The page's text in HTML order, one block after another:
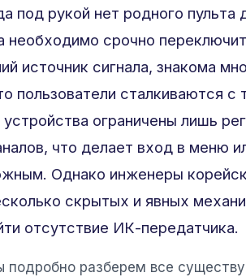
под рукой нет родного пульта
необходимо срочно
источник сигнала, знакома
пользователи сталкиваются с
ограничены лишь
что делает вход в меню
Однако инженеры
скрытых и явных
отсутствие ИК-передатчика.
подробно разберем все